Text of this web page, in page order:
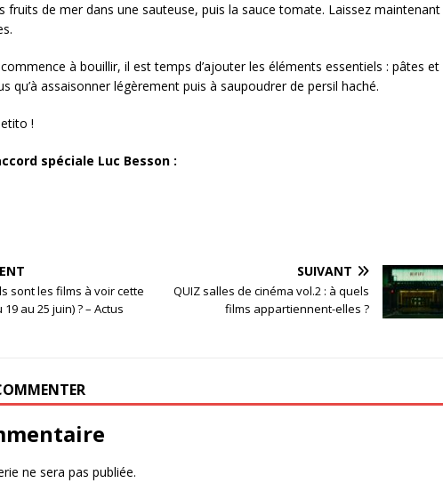
fruits de mer dans une sauteuse, puis la sauce tomate. Laissez maintenant
à bouillir, il est temps d’ajouter les éléments essentiels : pâtes et
qu’à assaisonner légèrement puis à saupoudrer de persil haché.
!
spéciale Luc Besson :
sont les films à voir cette
au 25 juin) ? – Actus
SUIVANT
QUIZ salles de cinéma vol.2 : à quels
films appartiennent-elles ?
ne sera pas publiée.